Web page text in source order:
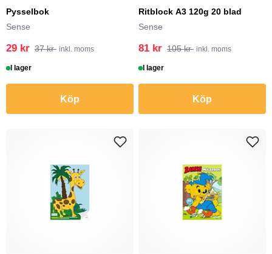
Pysselbok
Sense
29 kr 37 kr inkl. moms
I lager
Köp
Ritblock A3 120g 20 blad
Sense
81 kr 105 kr inkl. moms
I lager
Köp